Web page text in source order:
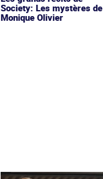
Society: Les mystères de
Monique Olivier